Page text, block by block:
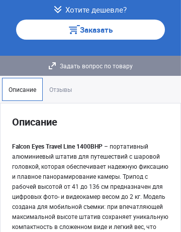
Хотите дешевле?
Заказать
Задать вопрос по товару
Описание Отзывы
Описание
Falcon Eyes Travel Line 1400BHP – портативный
алюминиевый штатив для путешествий с шаровой
головкой, которая обеспечивает надежную фиксацию
и плавное панорамирование камеры. Трипод с
рабочей высотой от 41 до 136 см предназначен для
цифровых фото- и видеокамер весом до 2 кг. Модель
создана для мобильной съемки: при впечатляющей
максимальной высоте штатив сохраняет уникальную
компактность в сложенном виде и легкий вес, что